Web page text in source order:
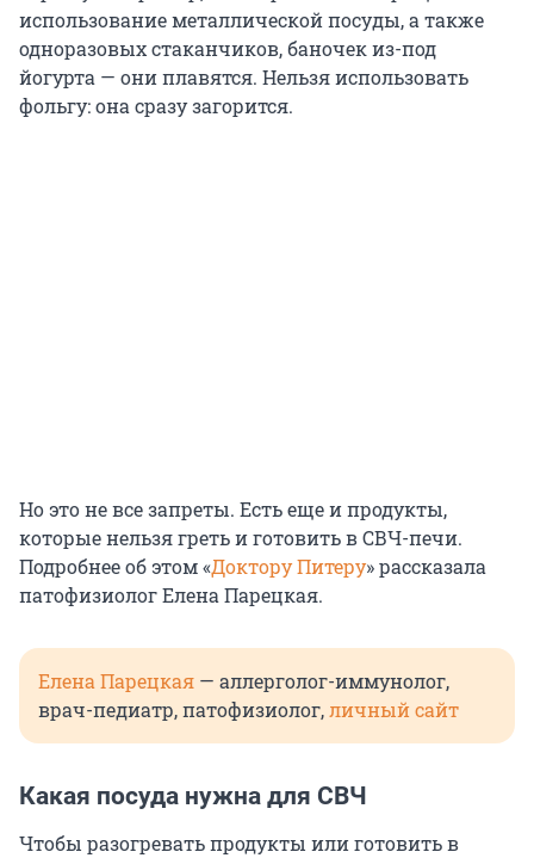
использование металлической посуды, а также
одноразовых стаканчиков, баночек из-под
йогурта — они плавятся. Нельзя использовать
фольгу: она сразу загорится.
Но это не все запреты. Есть еще и продукты,
которые нельзя греть и готовить в СВЧ-печи.
Подробнее об этом «Доктору Питеру» рассказала
патофизиолог Елена Парецкая.
Елена Парецкая — аллерголог-иммунолог,
врач-педиатр, патофизиолог,личный сайт
Какая посуда нужна для СВЧ
Чтобы разогревать продукты или готовить в